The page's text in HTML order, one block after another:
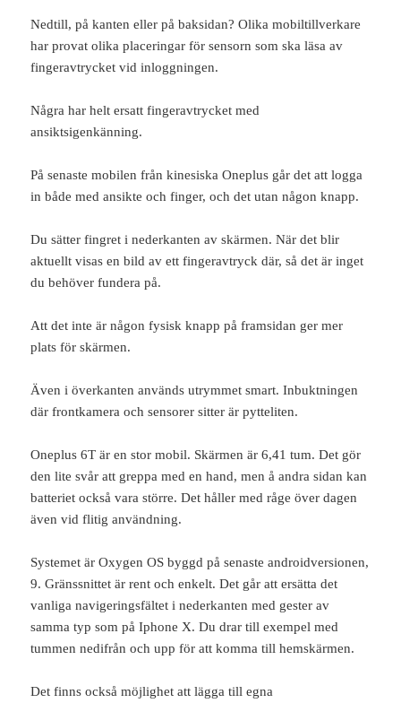
Nedtill, på kanten eller på baksidan? Olika mobiltillverkare
har provat olika placeringar för sensorn som ska läsa av
fingeravtrycket vid inloggningen.
Några har helt ersatt fingeravtrycket med
ansiktsigenkänning.
På senaste mobilen från kinesiska Oneplus går det att logga
in både med ansikte och finger, och det utan någon knapp.
Du sätter fingret i nederkanten av skärmen. När det blir
aktuellt visas en bild av ett fingeravtryck där, så det är inget
du behöver fundera på.
Att det inte är någon fysisk knapp på framsidan ger mer
plats för skärmen.
Även i överkanten används utrymmet smart. Inbuktningen
där frontkamera och sensorer sitter är pytteliten.
Oneplus 6T är en stor mobil. Skärmen är 6,41 tum. Det gör
den lite svår att greppa med en hand, men å andra sidan kan
batteriet också vara större. Det håller med råge över dagen
även vid flitig användning.
Systemet är Oxygen OS byggd på senaste androidversionen,
9. Gränssnittet är rent och enkelt. Det går att ersätta det
vanliga navigeringsfältet i nederkanten med gester av
samma typ som på Iphone X. Du drar till exempel med
tummen nedifrån och upp för att komma till hemskärmen.
Det finns också möjlighet att lägga till egna